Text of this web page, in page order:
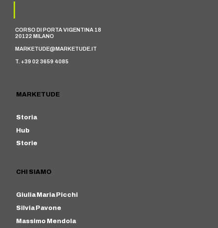
CORSO DI PORTA VIGENTINA 18
20122 MILANO
MARKETUDE@MARKETUDE.IT
T. +39 02 3659 4085
MARKETUDE
Storia
Hub
Storie
CHI SIAMO
Giulia Maria Picchi
Silvia Pavone
Massimo Mendola